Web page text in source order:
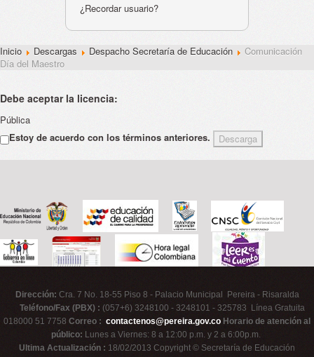
¿Recordar usuario?
Inicio Descargas Despacho Secretaría de Educación
Comunicación
Día del Maestro
Debe aceptar la licencia:
Pública
Estoy de acuerdo con los términos anteriores.
Dirección: Cra. 7 No. 18-55 Piso 8 - Palacio Municipal Pereira - Risaralda
Teléfono/Fax (PBX) : (057+6) 3248100 - 3248101 - 325783 Línea Gratuita
018000 51 7758 Correo : contactenos@pereira.gov.co Horario de atención al
público: Lunes a Viernes: 8 a 12:00 p.m. y 2 a 6:00p.m.
Ultima Actualización : 18/02/2013 Copyright © Secretaría de Educación